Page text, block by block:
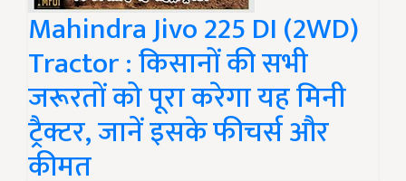
Mahindra Jivo 225 DI (2WD)
Tractor : किसानों की सभी
जरूरतों को पूरा करेगा यह मिनी
ट्रैक्टर, जानें इसके फीचर्स और
कीमत